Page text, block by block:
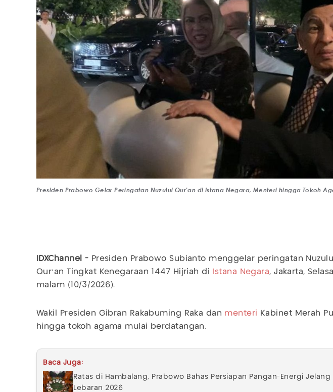
Presiden Prabowo Gelar Peringatan Nuzulul Qur'an di Istana Negara, Menteri hingga Tokoh
IDXChannel - Presiden Prabowo Subianto menggelar peringatan Nuzulul
Qur’an Tingkat Kenegaraan 1447 Hijriah di
Istana Negara, Jakarta, Selasa
malam (10/3/2026).
Wakil Presiden Gibran Rakabuming Raka dan menteri Kabinet Merah
hingga tokoh agama mulai berdatangan.
Baca Juga:
Ratas di Hambalang, Prabowo Bahas Persiapan Pangan-Energi Jelang
Lebaran 2026